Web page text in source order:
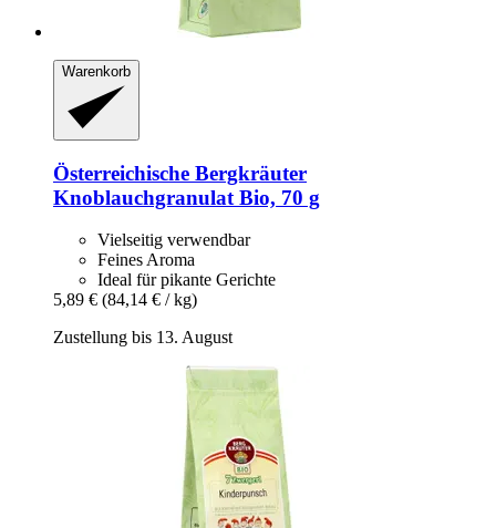
Warenkorb
Österreichische Bergkräuter
Knoblauchgranulat Bio, 70 g
Vielseitig verwendbar
Feines Aroma
Ideal für pikante Gerichte
5,89 € (84,14 € / kg)
Zustellung bis 13. August